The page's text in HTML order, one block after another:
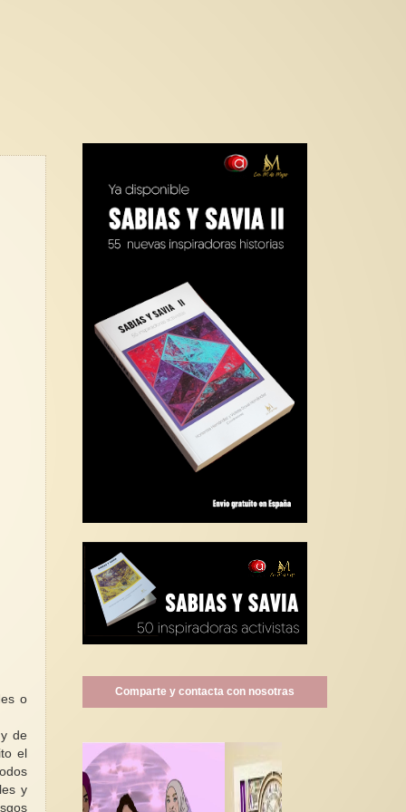
o
de
el
y
Comparte y contacta con nosotras